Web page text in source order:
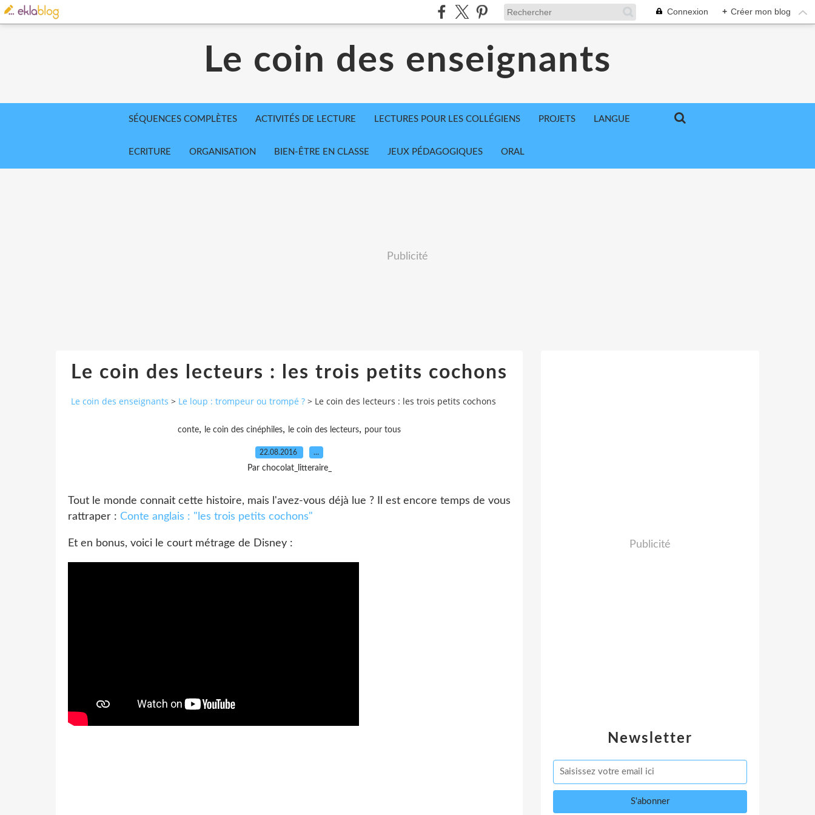
Connexion + Créer mon blog
Le coin des enseignants
SÉQUENCES COMPLÈTES ACTIVITÉS DE LECTURE LECTURES POUR LES COLLÉGIENS PROJETS LANGUE
ECRITURE ORGANISATION BIEN-ÊTRE EN CLASSE JEUX PÉDAGOGIQUES ORAL
Publicité
Le coin des lecteurs : les trois petits cochons
Le coin des enseignants > Le loup : trompeur ou trompé ? > Le coin des lecteurs : les trois petits cochons
conte, le coin des cinéphiles, le coin des lecteurs, pour tous
22.08.2016 …
Par chocolat_litteraire_
Tout le monde connait cette histoire, mais l'avez-vous déjà lue ? Il est encore temps de vous
rattraper : Conte anglais : "les trois petits cochons"
Et en bonus, voici le court métrage de Disney :
Newsletter
Publicité